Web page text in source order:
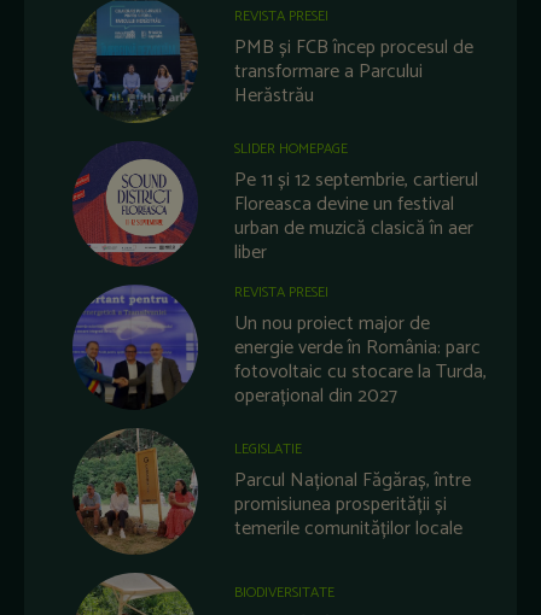
REVISTA PRESEI
PMB și FCB încep procesul de
transformare a Parcului
Herăstrău
SLIDER HOMEPAGE
Pe 11 și 12 septembrie, cartierul
Floreasca devine un festival
urban de muzică clasică în aer
liber
REVISTA PRESEI
Un nou proiect major de
energie verde în România: parc
fotovoltaic cu stocare la Turda,
operațional din 2027
LEGISLATIE
Parcul Național Făgăraș, între
promisiunea prosperității și
temerile comunităților locale
BIODIVERSITATE